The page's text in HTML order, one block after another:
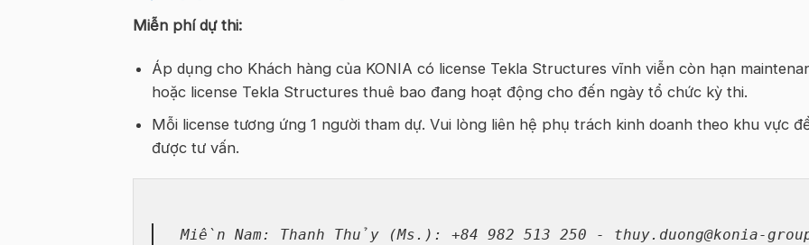
Miễn phí dự thi:
Áp dụng cho Khách hàng của KONIA có license Tekla Structures vĩnh viễn còn hạn
hoặc license Tekla Structures thuê bao đang hoạt động cho đến ngày tổ chức kỳ thi.
Mỗi license tương ứng 1 người tham dự. Vui lòng liên hệ phụ trách kinh doanh theo khu vực
được tư vấn.
Miền Nam: Thanh Thủy (Ms.): +84 982 513 250 - thuy.duong@konia-